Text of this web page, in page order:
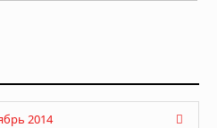
2014